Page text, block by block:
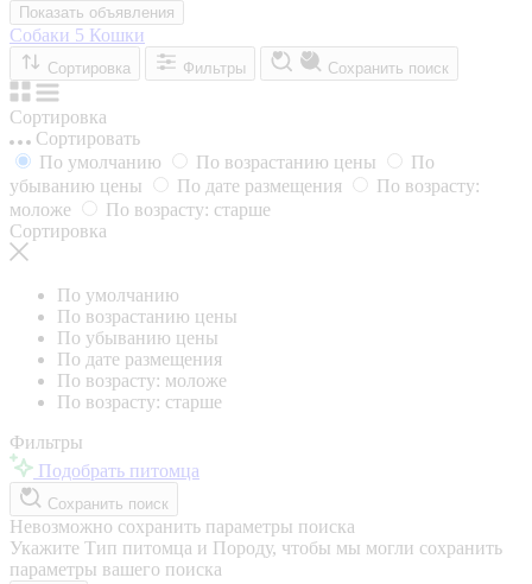
Показать объявления
Собаки 5 Кошки
Сортировка Фильтры Сохранить поиск
Сортировка
Сортировать
По умолчанию
По возрастанию цены
По
убыванию цены
По дате размещения
По возрасту:
моложе
По возрасту: старше
Сортировка
По умолчанию
По возрастанию цены
По убыванию цены
По дате размещения
По возрасту: моложе
По возрасту: старше
Фильтры
Подобрать питомца
Сохранить поиск
Невозможно сохранить параметры поиска
Укажите Тип питомца и Породу, чтобы мы могли сохранить
параметры вашего поиска